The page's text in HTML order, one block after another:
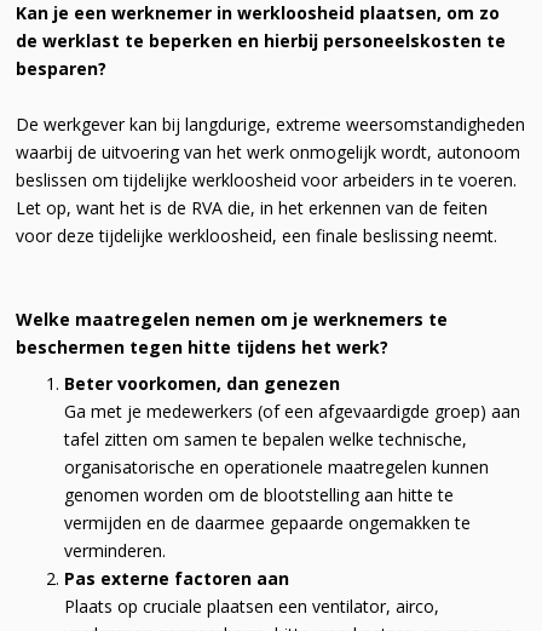
Kan je een werknemer in werkloosheid plaatsen, om zo
de werklast te beperken en hierbij personeelskosten te
besparen?
De werkgever kan bij langdurige, extreme weersomstandigheden
waarbij de uitvoering van het werk onmogelijk wordt, autonoom
beslissen om tijdelijke werkloosheid voor arbeiders in te voeren.
Let op, want het is de RVA die, in het erkennen van de feiten
voor deze tijdelijke werkloosheid, een finale beslissing neemt.
Welke maatregelen nemen om je werknemers te
beschermen tegen hitte tijdens het werk?
Beter voorkomen, dan genezen
Ga met je medewerkers (of een afgevaardigde groep) aan
tafel zitten om samen te bepalen welke technische,
organisatorische en operationele maatregelen kunnen
genomen worden om de blootstelling aan hitte te
vermijden en de daarmee gepaarde ongemakken te
verminderen.
Pas externe factoren aan
Plaats op cruciale plaatsen een ventilator, airco,